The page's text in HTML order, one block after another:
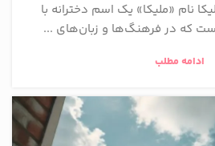
نام «ملیکا» یک اسم دخترانه با
که در فرهنگ‌ها و زبان‌های ...
ادامه مطلب